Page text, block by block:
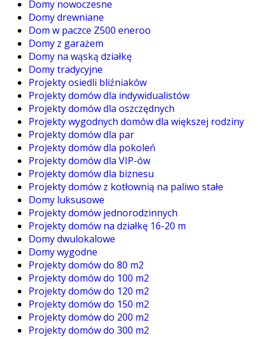
Domy nowoczesne
Domy drewniane
Dom w paczce Z500 eneroo
Domy z garażem
Domy na wąską działkę
Domy tradycyjne
Projekty osiedli bliźniaków
Projekty domów dla indywidualistów
Projekty domów dla oszczędnych
Projekty wygodnych domów dla większej rodziny
Projekty domów dla par
Projekty domów dla pokoleń
Projekty domów dla VIP-ów
Projekty domów dla biznesu
Projekty domów z kotłownią na paliwo stałe
Domy luksusowe
Projekty domów jednorodzinnych
Projekty domów na działkę 16-20 m
Domy dwulokalowe
Domy wygodne
Projekty domów do 80 m2
Projekty domów do 100 m2
Projekty domów do 120 m2
Projekty domów do 150 m2
Projekty domów do 200 m2
Projekty domów do 300 m2